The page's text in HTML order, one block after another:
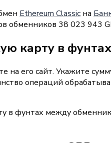
Ethereum Classic на
обменников 38 023 943
карту в фунтах
его сайт. Укажите
операций
в фунтах между